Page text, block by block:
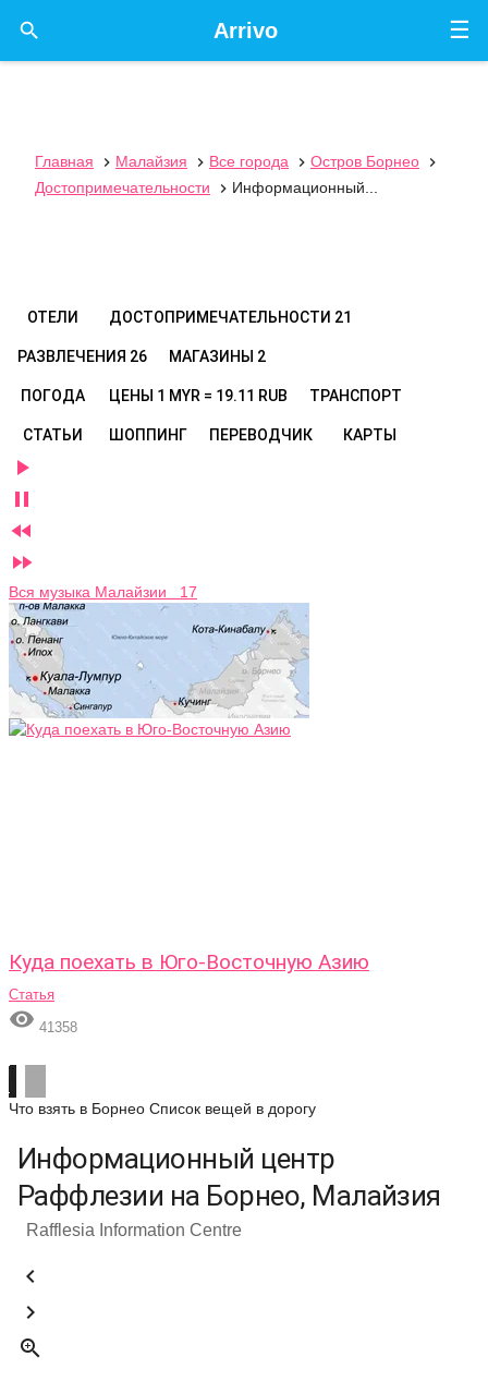
☰
Arrivo

Главная  Малайзия  Все города  Остров Борнео

Достопримечательности
 Информационный...
ОТЕЛИ ДОСТОПРИМЕЧАТЕЛЬНОСТИ 21
РАЗВЛЕЧЕНИЯ 26 МАГАЗИНЫ 2
ПОГОДА ЦЕНЫ 1 MYR = 19.11 RUB ТРАНСПОРТ
СТАТЬИ ШОППИНГ ПЕРЕВОДЧИК КАРТЫ




Вся музыка Малайзии 17
Куда поехать в Юго-Восточную Азию
Статья
 41358
Что взять в Борнео Список вещей в дорогу
Информационный центр
Раффлезии на Борнео, Малайзия
Rafflesia Information Centre


